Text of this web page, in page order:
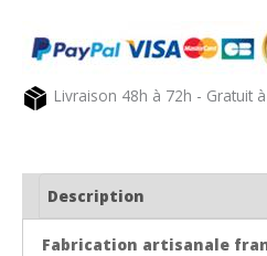
carreaux
et
Livraison 48h à 72h - Gratuit
Description
Fabrication artisanale